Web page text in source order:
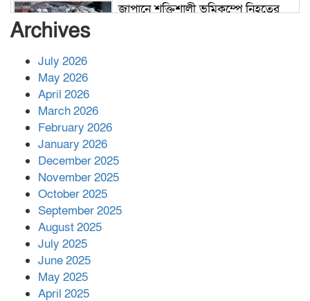
জাপানে শক্তিশালী ভূমিকম্পে নিহতের
পর ফোন তারেক রহমানের,গ্যাস সঙ্কট
Archives
July 2026
May 2026
April 2026
March 2026
February 2026
January 2026
December 2025
November 2025
October 2025
September 2025
August 2025
July 2025
June 2025
May 2025
April 2025